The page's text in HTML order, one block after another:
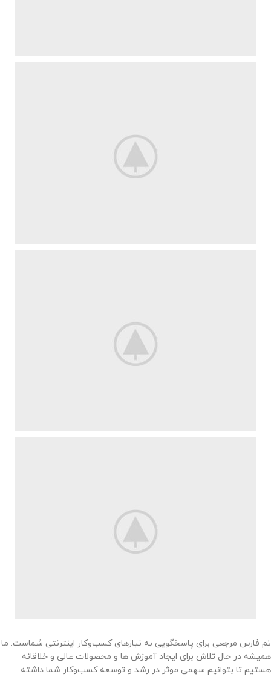
تم فارس مرجعی برای پاسخگویی به نیازهای کسب‌وکار اینترنتی شماست. ما
همیشه در حال تلاش برای ایجاد آموزش ها و محصولات عالی و خلاقانه
هستیم تا بتوانیم سهمی موثر در رشد و توسعه کسب‌وکار شما داشته